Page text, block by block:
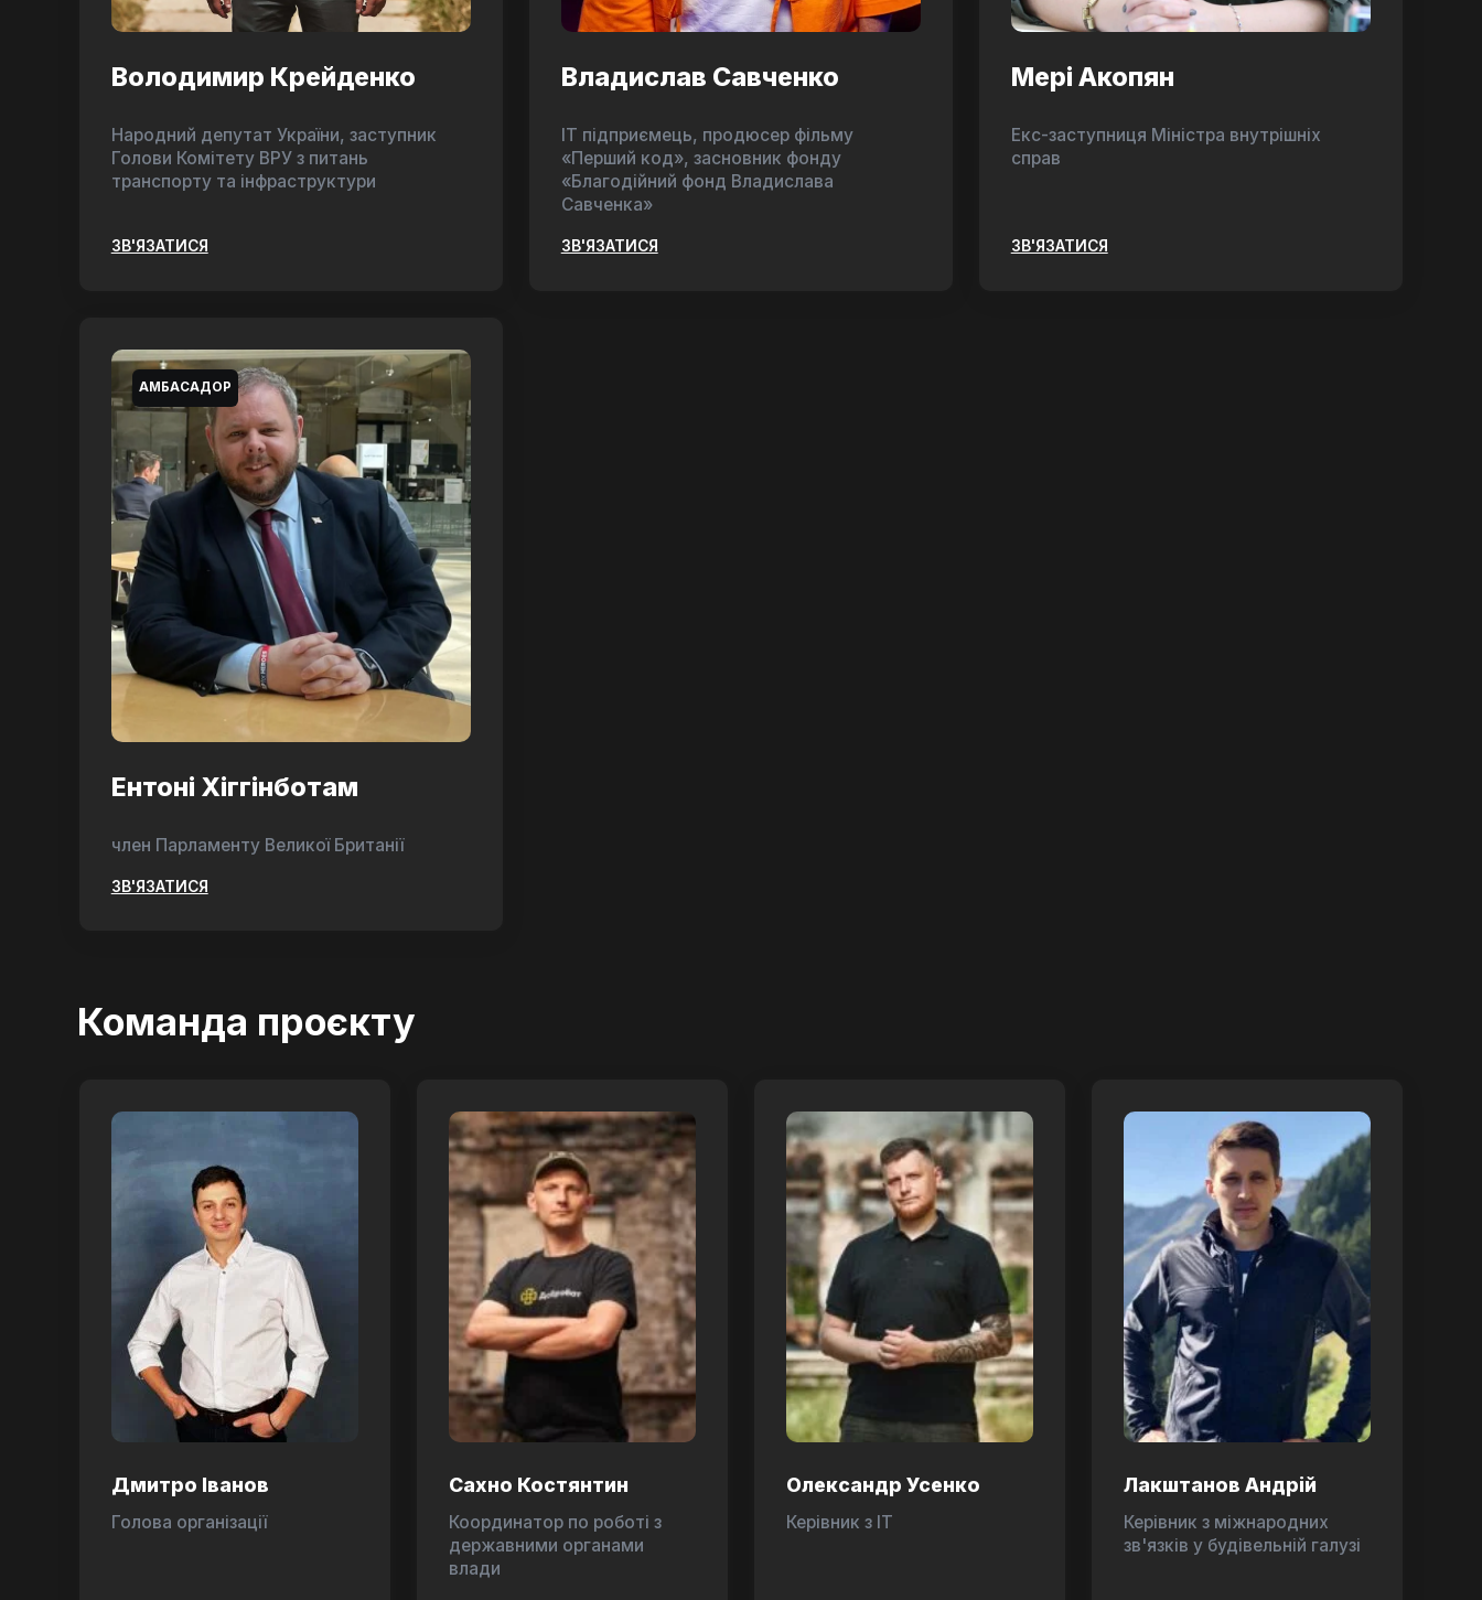
Володимир Крейденко
Народний депутат України, заступник
Голови Комітету ВРУ з питань
транспорту та інфраструктури
ЗВ'ЯЗАТИСЯ
Владислав Савченко
ІТ підприємець, продюсер фільму
«Перший код», засновник фонду
«Благодійний фонд Владислава
Савченка»
ЗВ'ЯЗАТИСЯ
Мері Акопян
Екс-заступниця Міністра внутрішніх
справ
ЗВ'ЯЗАТИСЯ
АМБАСАДОР
Ентоні Хіггінботам
член Парламенту Великої Британії
ЗВ'ЯЗАТИСЯ
Команда проєкту
Дмитро Іванов
Голова організації
Сахно Костянтин
Координатор по роботі з
державними органами
влади
Олександр Усенко
Керівник з ІТ
Лакштанов Андрій
Керівник з міжнародних
зв'язків у будівельній галузі